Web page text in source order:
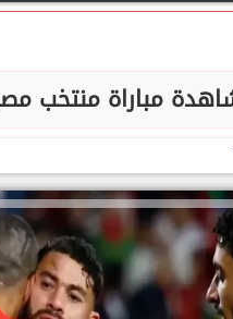
مباراة منتخب